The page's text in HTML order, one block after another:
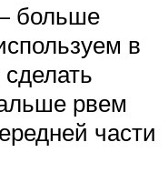
больше
в
рвем
части